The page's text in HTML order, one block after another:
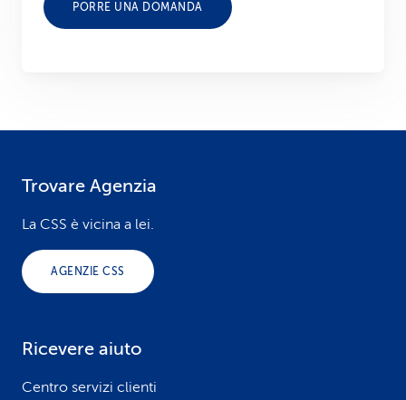
PORRE UNA DOMANDA
Trovare Agenzia
La CSS è vicina a lei.
AGENZIE CSS
Ricevere aiuto
Centro servizi clienti